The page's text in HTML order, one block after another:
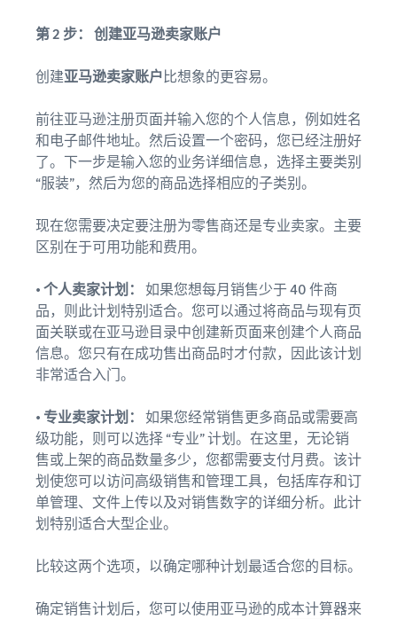
第 2 步： 创建亚马逊卖家账户
创建亚马逊卖家账户 比想象的更容易。
前往亚马逊注册页面并输入您的个人信息，例如姓名
和电子邮件地址。然后设置一个密码，您已经注册好
了。下一步是输入您的业务详细信息，选择主要类别
“服装”，然后为您的商品选择相应的子类别。
现在您需要决定要注册为零售商还是专业卖家。主要
区别在于可用功能和费用。
• 个人卖家计划：
如果您想每月销售少于 40 件商
品，则此计划特别适合。您可以通过将商品与现有页
面关联或在亚马逊目录中创建新页面来创建个人商品
信息。您只有在成功售出商品时才付款，因此该计划
非常适合入门。
• 专业卖家计划：
如果您经常销售更多商品或需要高
级功能，则可以选择 “专业” 计划。在这里，无论销
售或上架的商品数量多少，您都需要支付月费。该计
划使您可以访问高级销售和管理工具，包括库存和订
单管理、文件上传以及对销售数字的详细分析。此计
划特别适合大型企业。
比较这两个选项，以确定哪种计划最适合您的目标。
确定销售计划后，您可以使用亚马逊的成本计算器来